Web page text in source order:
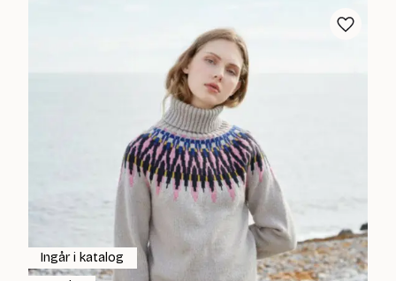
Ingår i katalog